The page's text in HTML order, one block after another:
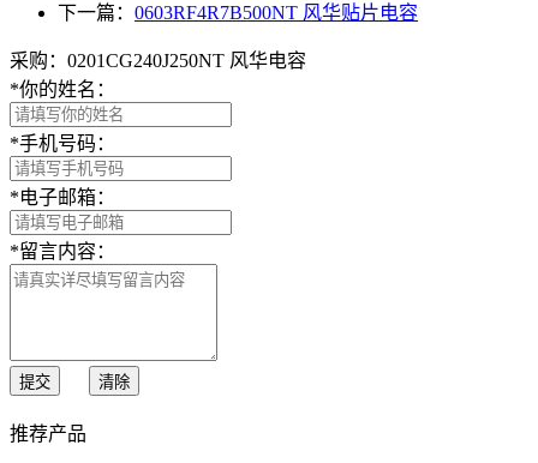
下一篇： 0603RF4R7B500NT 风华贴片电容
采购：0201CG240J250NT 风华电容
*你的姓名：
*手机号码：
*电子邮箱：
*留言内容：
提交 清除
推荐产品